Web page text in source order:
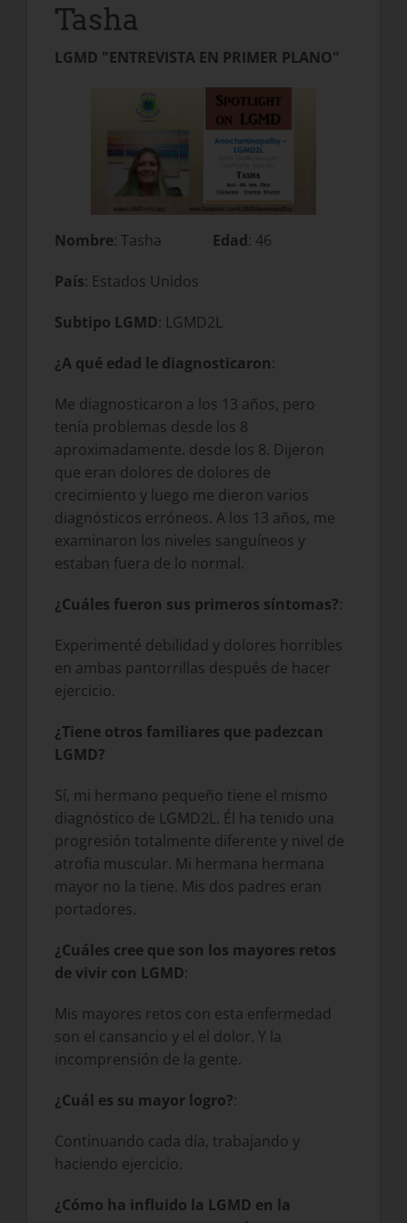
Tasha
LGMD "ENTREVISTA EN PRIMER PLANO"
Nombre: Tasha Edad: 46
País: Estados Unidos
Subtipo LGMD: LGMD2L
¿A qué edad le diagnosticaron:
Me diagnosticaron a los 13 años, pero
tenía problemas desde los 8
aproximadamente. desde los 8. Dijeron
que eran dolores de dolores de
crecimiento y luego me dieron varios
diagnósticos erróneos. A los 13 años, me
examinaron los niveles sanguíneos y
estaban fuera de lo normal.
¿Cuáles fueron sus primeros síntomas?:
Experimenté debilidad y dolores horribles
en ambas pantorrillas después de hacer
ejercicio.
¿Tiene otros familiares que padezcan
LGMD?
Sí, mi hermano pequeño tiene el mismo
diagnóstico de LGMD2L. Él ha tenido una
progresión totalmente diferente y nivel de
atrofia muscular. Mi hermana hermana
mayor no la tiene. Mis dos padres eran
portadores.
¿Cuáles cree que son los mayores retos
de vivir con LGMD:
Mis mayores retos con esta enfermedad
son el cansancio y el el dolor. Y la
incomprensión de la gente.
¿Cuál es su mayor logro?:
Continuando cada día, trabajando y
haciendo ejercicio.
¿Cómo ha influido la LGMD en la